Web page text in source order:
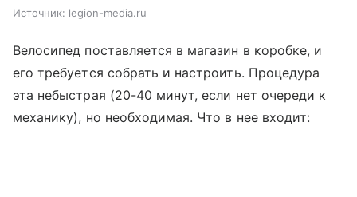
Источник: legion-media.ru
Велосипед поставляется в магазин в коробке, и
его требуется собрать и настроить. Процедура
эта небыстрая (20-40 минут, если нет очереди к
механику), но необходимая. Что в нее входит: